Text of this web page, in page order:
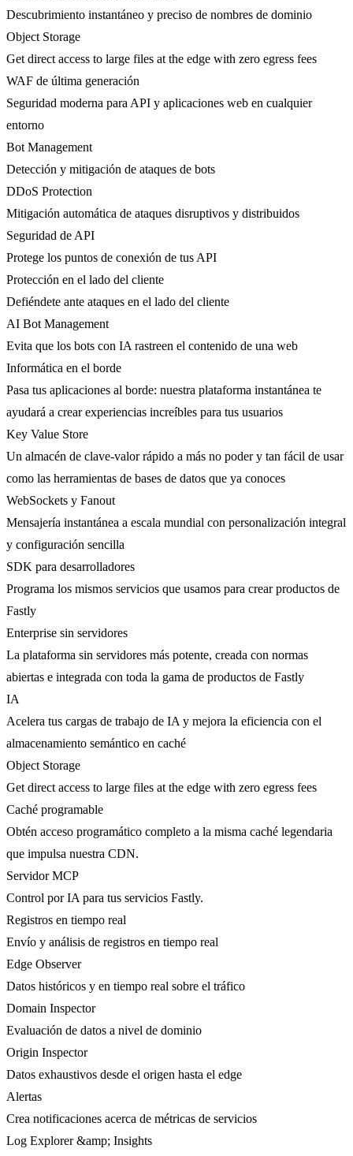
Descubrimiento instantáneo y preciso de nombres de dominio
Object Storage
Get direct access to large files at the edge with zero egress fees
WAF de última generación
Seguridad moderna para API y aplicaciones web en cualquier
entorno
Bot Management
Detección y mitigación de ataques de bots
DDoS Protection
Mitigación automática de ataques disruptivos y distribuidos
Seguridad de API
Protege los puntos de conexión de tus API
Protección en el lado del cliente
Defiéndete ante ataques en el lado del cliente
AI Bot Management
Evita que los bots con IA rastreen el contenido de una web
Informática en el borde
Pasa tus aplicaciones al borde: nuestra plataforma instantánea te
ayudará a crear experiencias increíbles para tus usuarios
Key Value Store
Un almacén de clave-valor rápido a más no poder y tan fácil de usar
como las herramientas de bases de datos que ya conoces
WebSockets y Fanout
Mensajería instantánea a escala mundial con personalización integral
y configuración sencilla
SDK para desarrolladores
Programa los mismos servicios que usamos para crear productos de
Fastly
Enterprise sin servidores
La plataforma sin servidores más potente, creada con normas
abiertas e integrada con toda la gama de productos de Fastly
IA
Acelera tus cargas de trabajo de IA y mejora la eficiencia con el
almacenamiento semántico en caché
Object Storage
Get direct access to large files at the edge with zero egress fees
Caché programable
Obtén acceso programático completo a la misma caché legendaria
que impulsa nuestra CDN.
Servidor MCP
Control por IA para tus servicios Fastly.
Registros en tiempo real
Envío y análisis de registros en tiempo real
Edge Observer
Datos históricos y en tiempo real sobre el tráfico
Domain Inspector
Evaluación de datos a nivel de dominio
Origin Inspector
Datos exhaustivos desde el origen hasta el edge
Alertas
Crea notificaciones acerca de métricas de servicios
Log Explorer &amp; Insights